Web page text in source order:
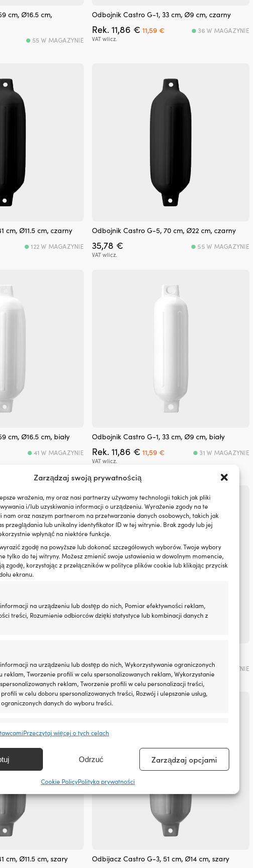
Zarządzaj swoją prywatnością
wrażenia, my oraz nasi partnerzy używamy technologii takich jak pliki
i/lub uzyskiwania informacji o urządzeniu. Wyrażenie zgody na te
nam oraz naszym partnerom na przetwarzanie danych osobowych, takich jak
przeglądania lub unikalny identyfikator ID w tej witrynie. Brak zgody lub jej
wpłynąć na niektóre funkcje.
zgodę na powyższe lub dokonać szczegółowych wyborów. Twoje wybory
tylko do tej witryny. Możesz zmienić swoje ustawienia w dowolnym momencie,
zgodę, korzystając z przełączników w polityce plików cookie lub klikając przycisk
ekranu.
na urządzeniu lub dostęp do nich, Pomiar efektywności reklam,
treści, Rozumienie odbiorców dzięki statystyce lub kombinacji danych z
na urządzeniu lub dostęp do nich, Wykorzystywanie ograniczonych
reklam, Tworzenie profili w celu spersonalizowanych reklam, Wykorzystanie
reklam, Tworzenie profili w celu personalizacji treści,
w celu doboru spersonalizowanych treści, Rozwój i ulepszanie usług,
danych do wyboru treści.
na podstawie informacji przesyłanych automatycznie.
zapobieganie oszustwom i
Dostarczanie i prezentowanie reklam i
decyzji dotyczących prywatności oraz
o nich.
Przeczytaj więcej o tych celach
Odrzuć Zarządzaj opcjami
Cookie PolicyPolityka prywatności
cm, Ø16.5 cm,
55 W MAGAZYNIE
Odbojnik Castro G-1, 33 cm, Ø9 cm, czarny
Rek. 11,86 € Pierwotna
cena
11,59 €Aktualna
VAT wlicz.
36 W MAGAZYNIE
cm, Ø11.5 cm, czarny
122 W MAGAZYNIE
Odbojnik Castro G-5, 70 cm, Ø22 cm, czarny
35,78 €
VAT wlicz.
55 W MAGAZYNIE
cm, Ø16.5 cm, biały
41 W MAGAZYNIE
Odbojnik Castro G-1, 33 cm, Ø9 cm, biały
Rek. 11,86 € Pierwotna
cena
11,86 €.
11,59 €Aktualna
VAT wlicz.
31 W MAGAZYNIE
cm, Ø9 cm, granatowy
wynosi:
€.
41 W MAGAZYNIE Rek.14,62€Pierwotna
cena
wynosiła:
14,62 €.
14,52€Aktualna
cena
wynosi:
14,52 €.
VAT wlicz.
4 W MAGAZYNIE
cm, Ø11.5 cm, szary Odbijacz Castro G-3, 51 cm, Ø14 cm, szary